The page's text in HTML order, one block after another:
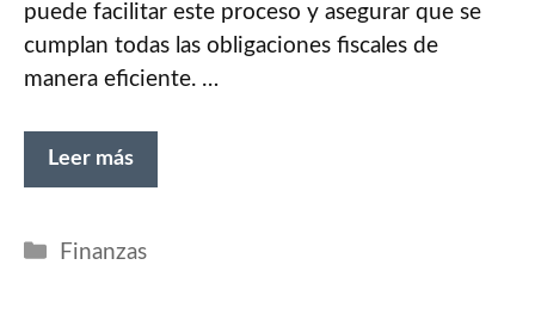
puede facilitar este proceso y asegurar que se
cumplan todas las obligaciones fiscales de
manera eficiente. …
Leer más
Categorías
Finanzas